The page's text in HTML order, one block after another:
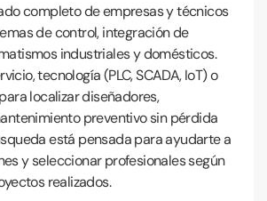
completo de empresas y técnicos
de control, integración de
industriales y domésticos.
tecnología (PLC, SCADA, IoT) o
localizar diseñadores,
preventivo sin pérdida
está pensada para ayudarte a
y seleccionar profesionales según
realizados.